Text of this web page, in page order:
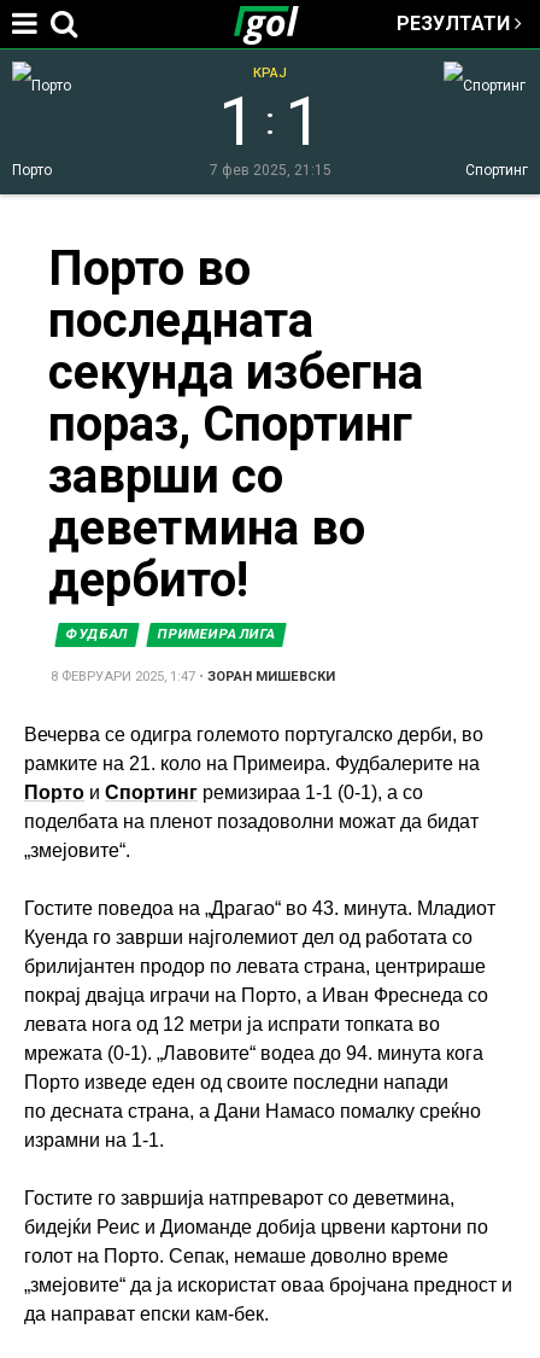
Jump to navigation
РЕЗУЛТАТИ
Порто Спортинг
1 : 1
КРАЈ
7 фев 2025, 21:15
here
Порто во
последната
секунда избегна
пораз, Спортинг
заврши со
деветмина во
дербито!
ФУДБАЛ ПРИМЕИРА ЛИГА
8 ФЕВРУАРИ 2025, 1:47 •ЗОРАН МИШЕВСКИ
Вечерва се одигра големото португалско дерби, во
рамките на 21. коло на Примеира. Фудбалерите на
Порто и Спортинг ремизираа 1-1 (0-1), а со
поделбата на пленот позадоволни можат да бидат
„змејовите“.
Гостите поведоа на „Драгао“ во 43. минута. Младиот
Куенда го заврши најголемиот дел од работата со
брилијантен продор по левата страна, центрираше
покрај двајца играчи на Порто, а Иван Фреснеда со
левата нога од 12 метри ја испрати топката во
мрежата (0-1). „Лавовите“ водеа до 94. минута кога
Порто изведе еден од своите последни напади
по десната страна, а Дани Намасо помалку среќно
израмни на 1-1.
Гостите го завршија натпреварот со деветмина,
бидејќи Реис и Диоманде добија црвени картони по
голот на Порто. Сепак, немаше доволно време
„змејовите“ да ја искористат оваа бројчана предност и
да направат епски кам-бек.